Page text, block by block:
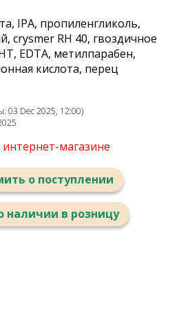
IPA, пропиленгликоль,
crysmer RH 40, гвоздичное
EDTA, метилпарабен,
кислота, перец
03 Dec 2025, 12:00)
магазине
о поступлении
наличии в розницу